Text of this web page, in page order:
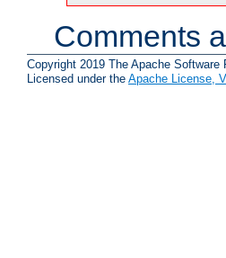
Comments
Copyright 2019 The Apache Software
Licensed under the Apache License,